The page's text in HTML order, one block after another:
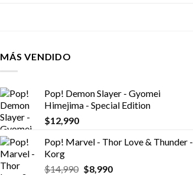
MÁS VENDIDO
Pop! Demon Slayer - Gyomei
Himejima - Special Edition
$12,990
Pop! Marvel - Thor Love & Thunder -
Korg
$14,990 El
$8,990El